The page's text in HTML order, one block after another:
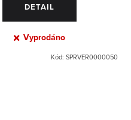
DETAIL
Vyprodáno
Kód: SPRVER0000050